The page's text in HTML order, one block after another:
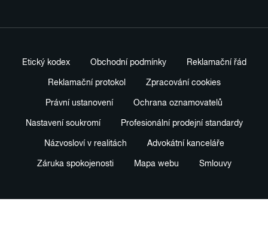
Etický kodex Obchodní podmínky Reklamační řád
Reklamační protokol Zpracování cookies
Právní ustanovení Ochrana oznamovatelů
Nastavení soukromí Profesionální prodejní standardy
Názvosloví v realitách Advokátní kanceláře
Záruka spokojenosti Mapa webu Smlouvy